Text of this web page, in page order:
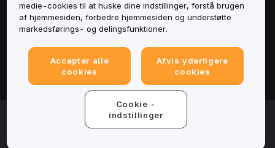
Support
© 2025-2026 Bybit.eu. All rights reserved.
medie-cookies til at huske dine indstillinger, forstå brugen
af hjemmesiden, forbedre hjemmesiden og understøtte
markedsførings- og delingsfunktioner.
Accepter alle
cookies
Afvis yderligere
cookies
Cookie -
indstillinger